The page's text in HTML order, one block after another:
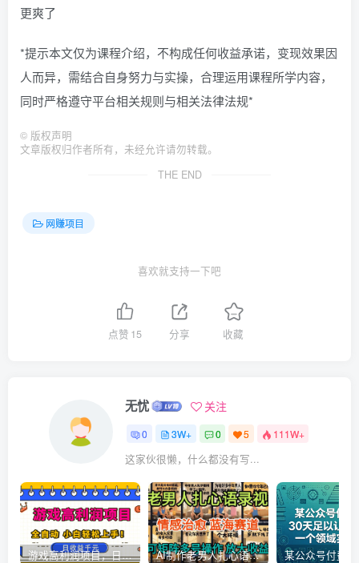
更爽了
*提示本文仅为课程介绍，不构成任何收益承诺，变现效果因
人而异，需结合自身努力与实操，合理运用课程所学内容，
同时严格遵守平台相关规则与相关法律法规*
© 版权声明
文章版权归作者所有，未经允许请勿转载。
THE END
网赚项目
喜欢就支持一下吧
点赞 15 分享 收藏
无忧 关注
0 3W+ 0 5 111W+
这家伙很懒，什么都没有写...
游戏高利润项目，日收益1k+，全自动，无需值守，解放双手，小白轻松上手【揭秘】 AI制作老男人扎心语录，5分钟一条，操作简单，流量非常大，保姆级教程